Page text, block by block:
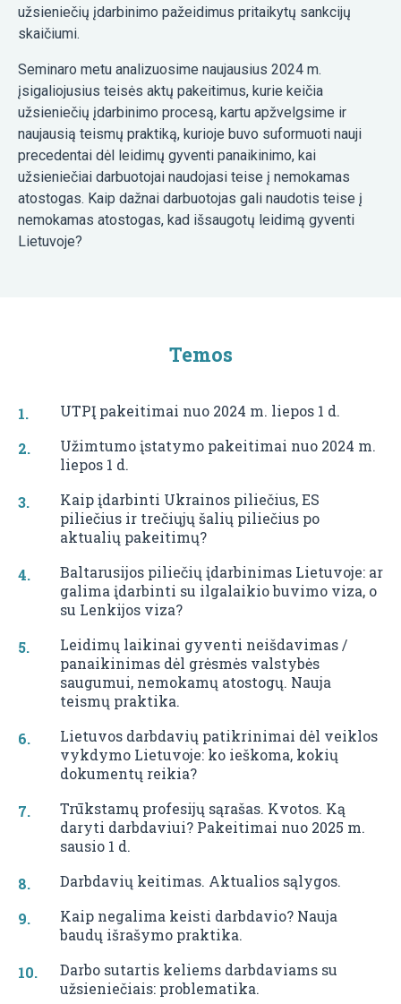
užsieniečių įdarbinimo pažeidimus pritaikytų sankcijų
skaičiumi.
Seminaro metu analizuosime naujausius 2024 m.
įsigaliojusius teisės aktų pakeitimus, kurie keičia
užsieniečių įdarbinimo procesą, kartu apžvelgsime ir
naujausią teismų praktiką, kurioje buvo suformuoti nauji
precedentai dėl leidimų gyventi panaikinimo, kai
užsieniečiai darbuotojai naudojasi teise į nemokamas
atostogas. Kaip dažnai darbuotojas gali naudotis teise į
nemokamas atostogas, kad išsaugotų leidimą gyventi
Lietuvoje?
Temos
UTPĮ pakeitimai nuo 2024 m. liepos 1 d.
Užimtumo įstatymo pakeitimai nuo 2024 m.
liepos 1 d.
Kaip įdarbinti Ukrainos piliečius, ES
piliečius ir trečiųjų šalių piliečius po
aktualių pakeitimų?
Baltarusijos piliečių įdarbinimas Lietuvoje: ar
galima įdarbinti su ilgalaikio buvimo viza, o
su Lenkijos viza?
Leidimų laikinai gyventi neišdavimas /
panaikinimas dėl grėsmės valstybės
saugumui, nemokamų atostogų. Nauja
teismų praktika.
Lietuvos darbdavių patikrinimai dėl veiklos
vykdymo Lietuvoje: ko ieškoma, kokių
dokumentų reikia?
Trūkstamų profesijų sąrašas. Kvotos. Ką
daryti darbdaviui? Pakeitimai nuo 2025 m.
sausio 1 d.
Darbdavių keitimas. Aktualios sąlygos.
Kaip negalima keisti darbdavio? Nauja
baudų išrašymo praktika.
Darbo sutartis keliems darbdaviams su
užsieniečiais: problematika.